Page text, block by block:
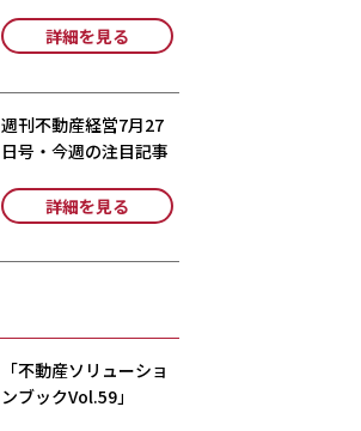
詳細を見る
週刊不動産経営7月27
日号・今週の注目記事
詳細を見る
「不動産ソリューショ
ンブックVol.59」